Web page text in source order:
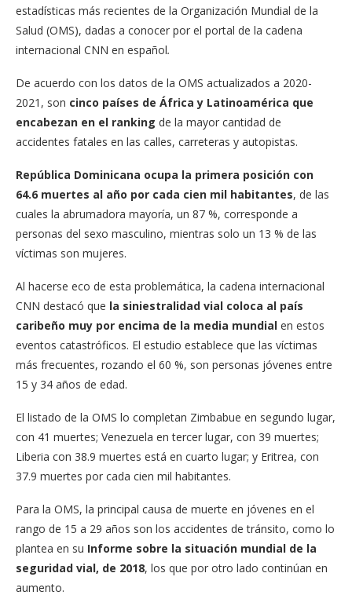
estadísticas más recientes de la Organización Mundial de la
Salud (OMS), dadas a conocer por el portal de la cadena
internacional CNN en español.
De acuerdo con los datos de la OMS actualizados a 2020-
2021, son cinco países de África y Latinoamérica que
encabezan en el ranking de la mayor cantidad de
accidentes fatales en las calles, carreteras y autopistas.
República Dominicana ocupa la primera posición con
64.6 muertes al año por cada cien mil habitantes, de las
cuales la abrumadora mayoría, un 87 %, corresponde a
personas del sexo masculino, mientras solo un 13 % de las
víctimas son mujeres.
Al hacerse eco de esta problemática, la cadena internacional
CNN destacó que la siniestralidad vial coloca al país
caribeño muy por encima de la media mundial en estos
eventos catastróficos. El estudio establece que las víctimas
más frecuentes, rozando el 60 %, son personas jóvenes entre
15 y 34 años de edad.
El listado de la OMS lo completan Zimbabue en segundo lugar,
con 41 muertes; Venezuela en tercer lugar, con 39 muertes;
Liberia con 38.9 muertes está en cuarto lugar; y Eritrea, con
37.9 muertes por cada cien mil habitantes.
Para la OMS, la principal causa de muerte en jóvenes en el
rango de 15 a 29 años son los accidentes de tránsito, como lo
plantea en su Informe sobre la situación mundial de la
seguridad vial, de 2018, los que por otro lado continúan en
aumento.